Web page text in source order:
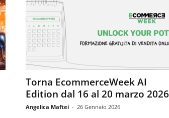
Torna EcommerceWeek AI
Edition dal 16 al 20 marzo 2026
Angelica Maftei - 26 Gennaio 2026